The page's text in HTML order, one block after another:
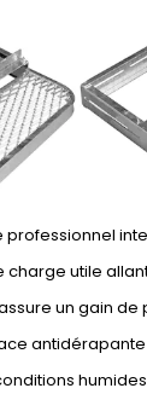
professionnel
utile allant
un gain de